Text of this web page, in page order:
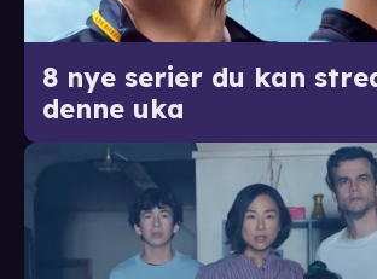
8 nye serier du kan
denne uka